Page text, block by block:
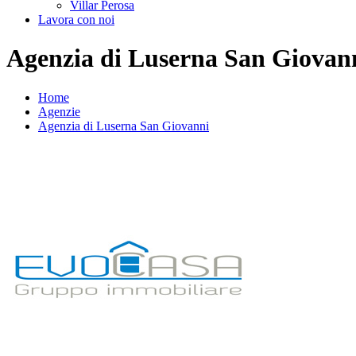
Villar Perosa
Lavora con noi
Agenzia di Luserna San
Home
Agenzie
Agenzia di Luserna San Giovanni